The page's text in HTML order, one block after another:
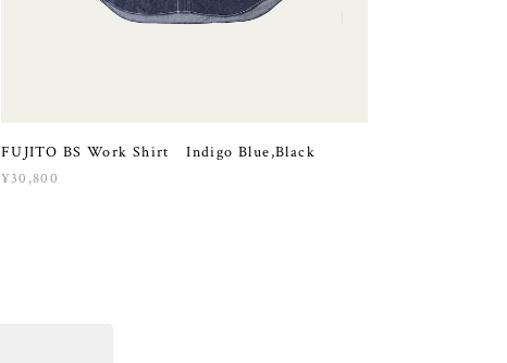
FUJITO BS Work Shirt Indigo Blue,Black
¥30,800